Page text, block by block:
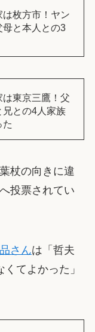
枚方市！ヤン
母と本人との3
東京三鷹！父
兄との4人家族
た
杖の向きに違
投票されてい
さんは「哲夫
てよかった」